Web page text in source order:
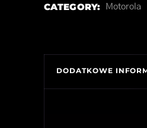
CATEGORY: Motorola
DODATKOWE